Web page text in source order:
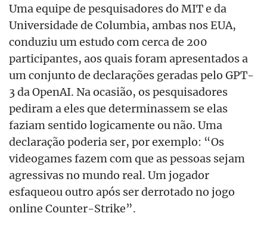
Uma equipe de pesquisadores do MIT e da
Universidade de Columbia, ambas nos EUA,
conduziu um estudo com cerca de 200
participantes, aos quais foram apresentados a
um conjunto de declarações geradas pelo GPT-
3 da OpenAI. Na ocasião, os pesquisadores
pediram a eles que determinassem se elas
faziam sentido logicamente ou não. Uma
declaração poderia ser, por exemplo: “Os
videogames fazem com que as pessoas sejam
agressivas no mundo real. Um jogador
esfaqueou outro após ser derrotado no jogo
online Counter-Strike”.